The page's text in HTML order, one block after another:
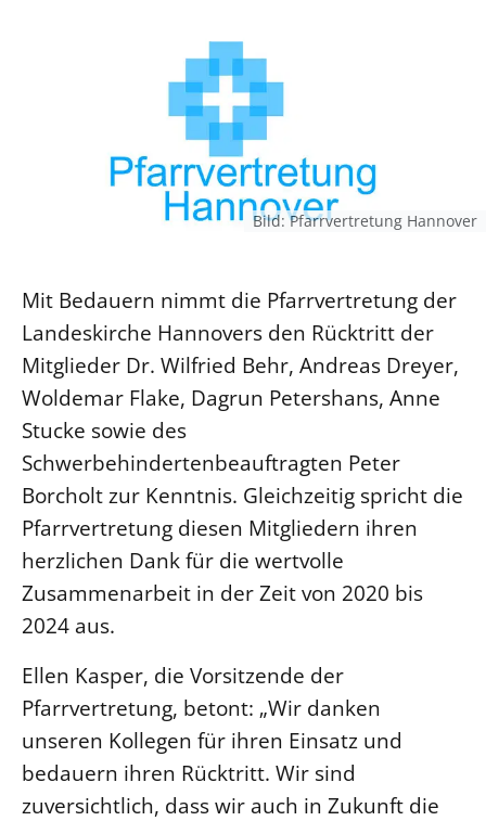
Bild: Pfarrvertretung Hannover
Mit Bedauern nimmt die Pfarrvertretung der
Landeskirche Hannovers den Rücktritt der
Mitglieder Dr. Wilfried Behr, Andreas Dreyer,
Woldemar Flake, Dagrun Petershans, Anne
Stucke sowie des
Schwerbehindertenbeauftragten Peter
Borcholt zur Kenntnis. Gleichzeitig spricht die
Pfarrvertretung diesen Mitgliedern ihren
herzlichen Dank für die wertvolle
Zusammenarbeit in der Zeit von 2020 bis
2024 aus.
Ellen Kasper, die Vorsitzende der
Pfarrvertretung, betont: „Wir danken
unseren Kollegen für ihren Einsatz und
bedauern ihren Rücktritt. Wir sind
zuversichtlich, dass wir auch in Zukunft die
Kirche und Finanzen
Personalausschuss
LANDESKIRCHENAMT
Willkommen
Kollegium
Abteilungen des Landeskirchenamts
Fachstelle Sexualisierte Gewalt
Beschwerdestellen
Kirchenämter
Gleichstellung
Datenschutz
Geschäftsstelle Landessynode
LANDESSYNODE
27. Landessynode
Kontakt
Hintergrund
MITARBEIT
Ehrenamt
Beruf
Freie Stellen
Lutherische Kirche
Glaubensbekenntnis
Ökumene
Nachhaltigkeit
Erneuerbare Energien
Mobilität
Freie Stellen
Service für Gemeinden